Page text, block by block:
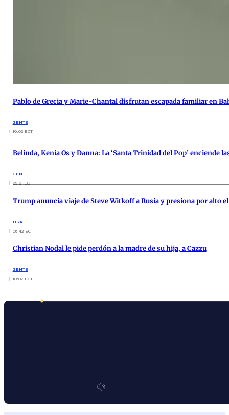
Pablo de Grecia y Marie-Chantal disfrutan escapada familiar en
GENTE
10:02 ECT
Belinda, Kenia Os y Danna: La ‘Santa Trinidad del Pop’ enciende
GENTE
09:01 ECT
Trump anuncia viaje de Steve Witkoff a Rusia y presiona por alto
USA
06:42 ECT
Christian Nodal le pide perdón a la madre de su hija, a Cazzu
GENTE
10:07 ECT